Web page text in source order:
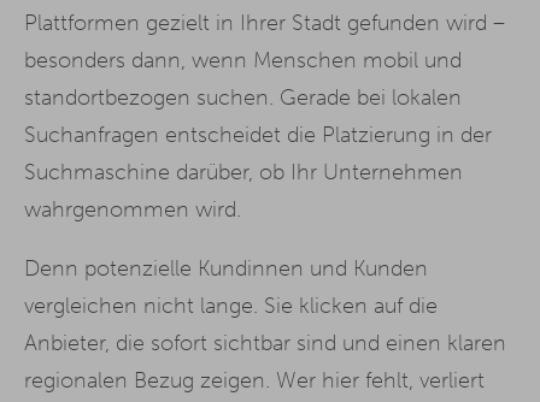
Plattformen gezielt in Ihrer Stadt gefunden wird –
besonders dann, wenn Menschen mobil und
standortbezogen suchen. Gerade bei lokalen
Suchanfragen entscheidet die Platzierung in der
Suchmaschine darüber, ob Ihr Unternehmen
wahrgenommen wird.
Denn potenzielle Kundinnen und Kunden
vergleichen nicht lange. Sie klicken auf die
Anbieter, die sofort sichtbar sind und einen klaren
regionalen Bezug zeigen. Wer hier fehlt, verliert